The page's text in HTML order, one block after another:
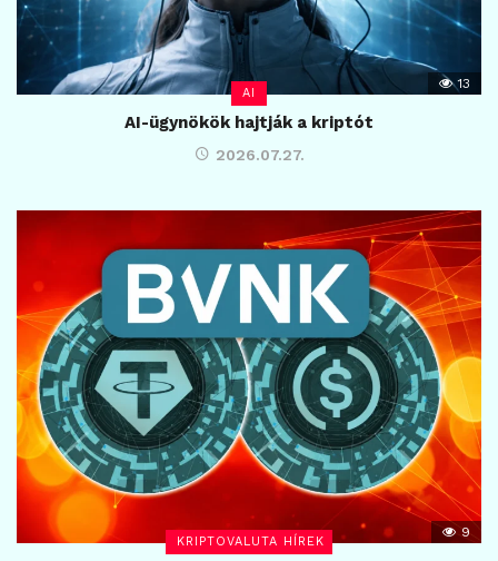
AI
13
AI-ügynökök hajtják a kriptót
2026.07.27.
KRIPTOVALUTA HÍREK
9